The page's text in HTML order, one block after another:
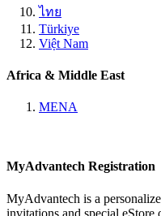
ไทย
Türkiye
Việt Nam
Africa & Middle East
MENA
MyAdvantech Registration
MyAdvantech is a
invitations and special eStore